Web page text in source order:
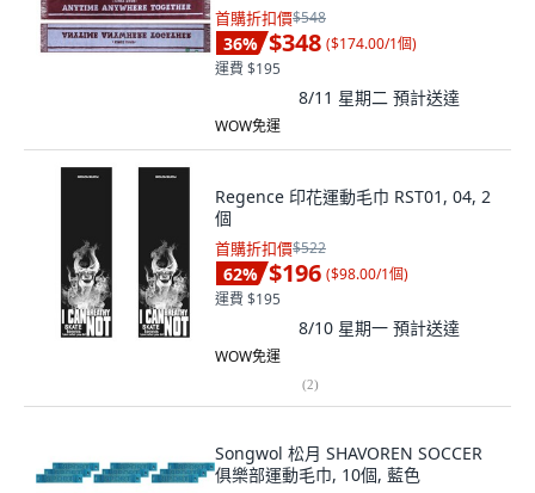
首購折扣價$548
36% $348 ($174.00/1個)
運費 $195
8/11 星期二 預計送達
WOW免運
Regence 印花運動毛巾 RST01, 04, 2
個
首購折扣價$522
62% $196 ($98.00/1個)
運費 $195
8/10 星期一 預計送達
WOW免運
(2)
Songwol 松月 SHAVOREN SOCCER
俱樂部運動毛巾, 10個, 藍色